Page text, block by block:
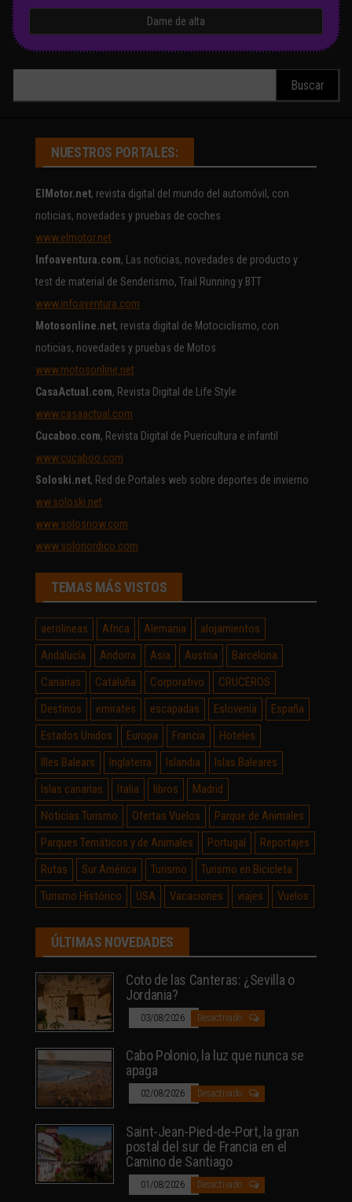
NUESTROS PORTALES:
ElMotor.net, revista digital del mundo del automóvil, con
noticias, novedades y pruebas de coches
www.elmotor.net
Infoaventura.com, Las noticias, novedades de producto y
test de material de Senderismo, Trail Running y BTT
www.infoaventura.com
Motosonline.net, revista digital de Motociclismo, con
noticias, novedades y pruebas de Motos
www.motosonline.net
CasaActual.com, Revista Digital de Life Style
www.casaactual.com
Cucaboo.com, Revista Digital de Puericultura e infantil
www.cucaboo.com
Soloski.net, Red de Portales web sobre deportes de invierno
ww.soloski.net
www.solosnow.com
www.solonordico.com
TEMAS MÁS VISTOS
aerolineas Africa Alemania
alojamientos
Andalucía
Andorra Asia Austria
Barcelona
Canarias
Cataluña Corporativo
CRUCEROS
Destinos
emirates escapadas Eslovenia
España
Estados Unidos
Europa Francia
Hoteles
Illes Balears
Inglaterra Islandia
Islas Baleares
Islas canarias
Italia libros
Madrid
Noticias Turismo
Ofertas Vuelos
Parque de Animales
Parques Temáticos y de Animales
Portugal
Reportajes
Rutas
Sur América Turismo
Turismo en Bicicleta
Turismo Histórico
USA Vacaciones viajes Vuelos
ÚLTIMAS NOVEDADES
Coto de las Canteras: ¿Sevilla o
Jordania?
03/08/2026 Desactivado
Cabo Polonio, la luz que nunca se
apaga
02/08/2026 Desactivado
Saint-Jean-Pied-de-Port, la gran
postal del sur de Francia en el
Camino de Santiago
01/08/2026 Desactivado